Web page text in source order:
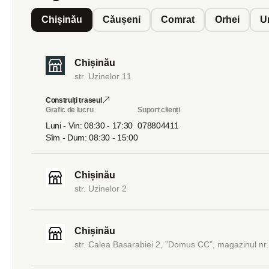
Chișinău Căușeni Comrat Orhei
Chișinău
str. Uzinelor 11
Construiți traseul
Grafic de lucru
Luni - Vin: 08:30 - 17:30
Sîm - Dum: 08:30 - 15:00
Suport clienți
078804411
Chișinău
str. Uzinelor 2
Chișinău
str. Calea Basarabiei 2, ”Domus CC”, magazinul